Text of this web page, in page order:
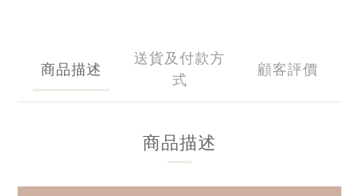
商品描述
送貨及付款方
式
顧客評價
商品描述